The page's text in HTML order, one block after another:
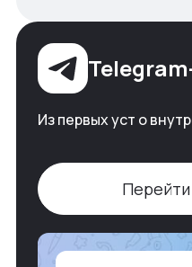
Из первых уст о